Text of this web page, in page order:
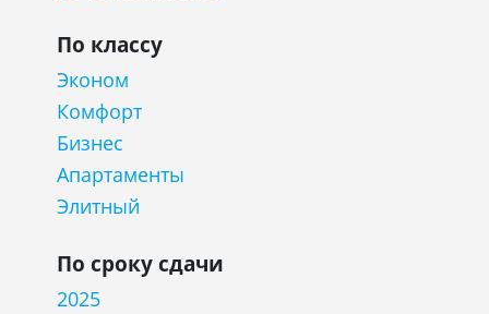
По классу
Эконом
Комфорт
Бизнес
Апартаменты
Элитный
По сроку сдачи
2025